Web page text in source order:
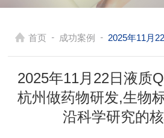
首页 - 成功案例 - 2025年11月22日液质QUAD 6500+在
2025年11月22日液质
杭州做药物研发,生物
沿科学研究的